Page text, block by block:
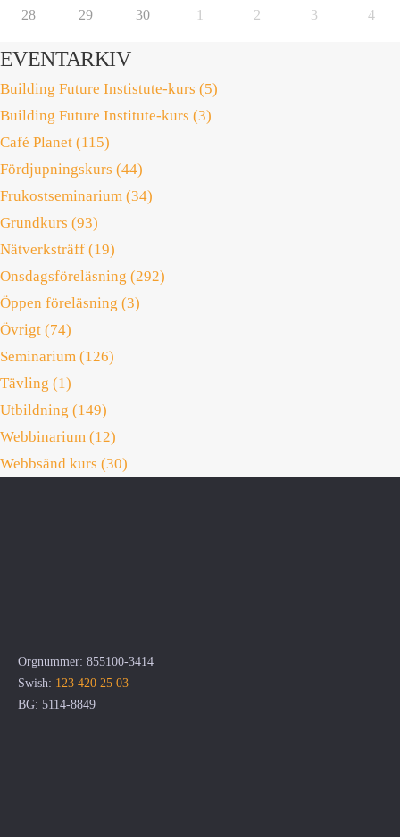
28 29 30 1 2 3 4
EVENTARKIV
Building Future Instistute-kurs (5)
Building Future Institute-kurs (3)
Café Planet (115)
Fördjupningskurs (44)
Frukostseminarium (34)
Grundkurs (93)
Nätverksträff (19)
Onsdagsföreläsning (292)
Öppen föreläsning (3)
Övrigt (74)
Seminarium (126)
Tävling (1)
Utbildning (149)
Webbinarium (12)
Webbsänd kurs (30)
Orgnummer: 855100-3414
Swish: 123 420 25 03
BG: 5114-8849